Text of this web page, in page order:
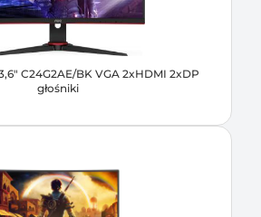
C24G2AE/BK VGA 2xHDMI 2xDP
głośniki